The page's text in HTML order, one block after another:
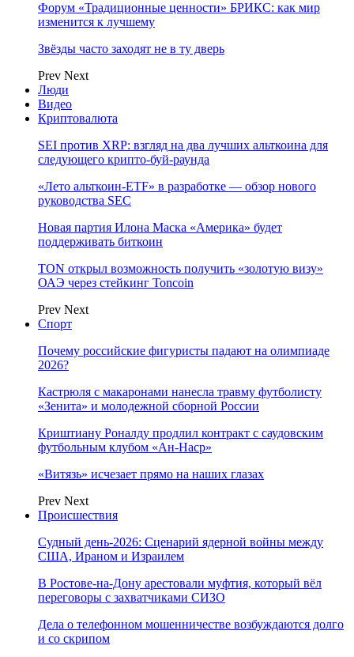
Форум «Традиционные ценности» БРИКС: как мир
изменится к лучшему
Звёзды часто заходят не в ту дверь
Prev Next
Люди
Видео
Криптовалюта
SEI против XRP: взгляд на два лучших альткоина для
следующего крипто-буй-раунда
«Лето альткоин-ETF» в разработке — обзор нового
руководства SEC
Новая партия Илона Маска «Америка» будет
поддерживать биткоин
TON открыл возможность получить «золотую визу»
ОАЭ через стейкинг Toncoin
Prev Next
Спорт
Почему российские фигуристы падают на олимпиаде
2026?
Кастрюля с макаронами нанесла травму футболисту
«Зенита» и молодежной сборной России
Криштиану Роналду продлил контракт с саудовским
футбольным клубом «Ан-Наср»
«Витязь» исчезает прямо на наших глазах
Prev Next
Происшествия
Судный день-2026: Сценарий ядерной войны между
США, Ираном и Израилем
В Ростове-на-Дону арестовали муфтия, который вёл
переговоры с захватчиками СИЗО
Дела о телефонном мошенничестве возбуждаются долго
и со скрипом